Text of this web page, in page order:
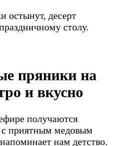
остынут, десерт
столу.
пряники на
и вкусно
получаются
приятным медовым
нам детство.